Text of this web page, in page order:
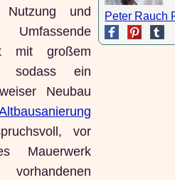
und
Umfassende
mit großem
sodass ein
Neubau
vor
Mauerwerk
Peter Rauch